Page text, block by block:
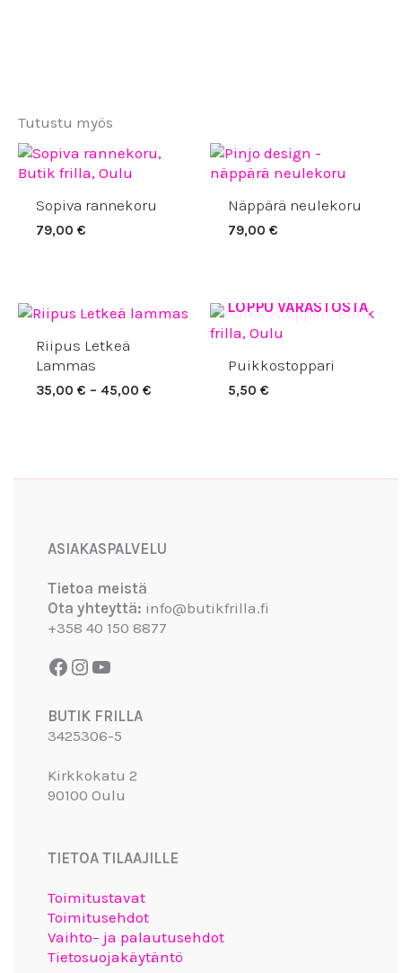
Tutustu myös
Sopiva rannekoru
79,00€
Näppärä neulekoru
79,00€
Riipus Letkeä
Lammas
35,00€ – 45,00€
Hintaluokka:LOPPU VARASTOSTA
Puikkostoppari
5,50€
ASIAKASPALVELU
Tietoa meistä
Ota yhteyttä: info@butikfrilla.fi
+358 40 150 8877
BUTIK FRILLA
3425306-5
Kirkkokatu 2
90100 Oulu
TIETOA TILAAJILLE
Toimitustavat
Toimitusehdot
Vaihto– ja palautusehdot
Tietosuojakäytäntö